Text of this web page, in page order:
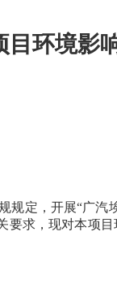
环境影
定，开展“广
求，现对本项